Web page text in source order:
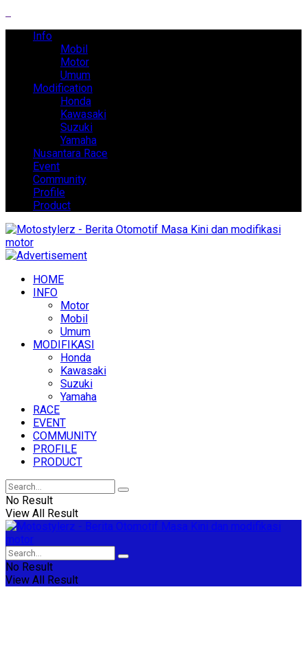
Info
Mobil
Motor
Umum
Modification
Honda
Kawasaki
Suzuki
Yamaha
Nusantara Race
Event
Community
Profile
Product
HOME
INFO
Motor
Mobil
Umum
MODIFIKASI
Honda
Kawasaki
Suzuki
Yamaha
RACE
EVENT
COMMUNITY
PROFILE
PRODUCT
No Result
View All Result
No Result
View All Result